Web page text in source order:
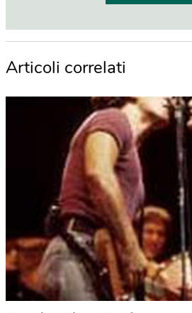
Articoli correlati